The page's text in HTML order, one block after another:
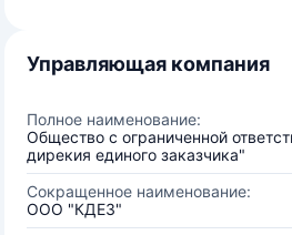
Управляющая компания
Полное наименование:
Общество с ограниченной
дирекия единого заказчика"
Сокращенное наименование:
ООО "КДЕЗ"